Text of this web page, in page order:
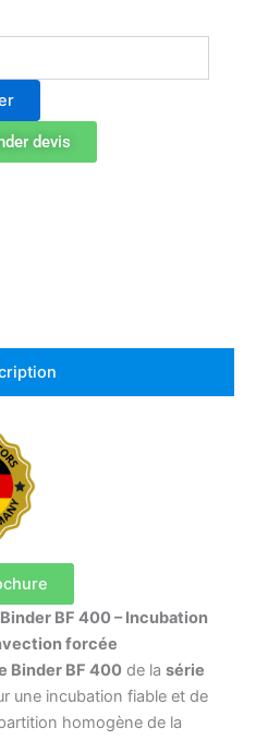
devis
BF 400 – Incubation
forcée
Binder BF 400 de la série
une incubation fiable et de
homogène de la